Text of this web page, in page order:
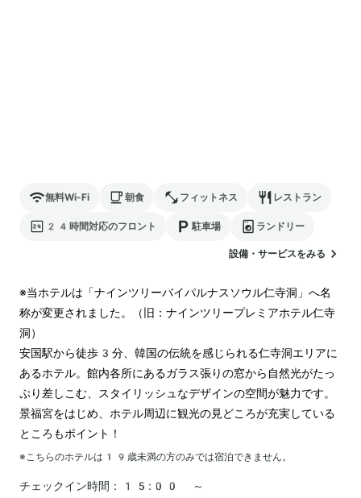
無料Wi-Fi 朝食 フィットネス レストラン
24時間対応のフロント 駐車場 ランドリー
設備・サービスをみる
※当ホテルは「ナインツリーバイパルナスソウル仁寺洞」へ名
称が変更されました。（旧：ナインツリープレミアホテル仁寺
洞）
安国駅から徒歩3分、韓国の伝統を感じられる仁寺洞エリアに
あるホテル。館内各所にあるガラス張りの窓から自然光がたっ
ぷり差しこむ、スタイリッシュなデザインの空間が魅力です。
景福宮をはじめ、ホテル周辺に観光の見どころが充実している
ところもポイント！
※こちらのホテルは 19 歳未満の方のみでは宿泊できません。
チェックイン時間：
15:00 ～